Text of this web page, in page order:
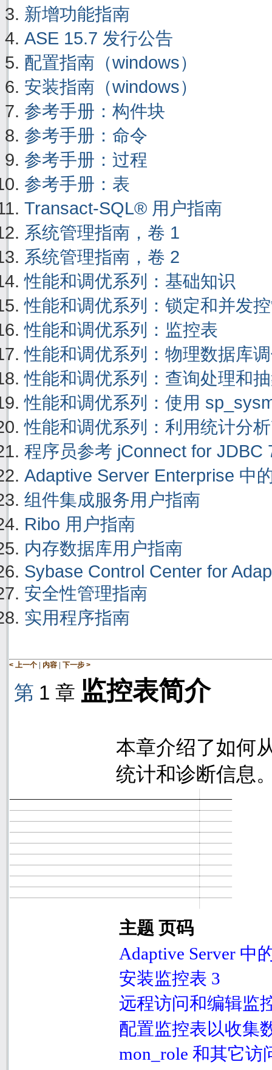
新增功能指南
ASE 15.7 发行公告
配置指南（windows）
安装指南（windows）
参考手册：构件块
参考手册：命令
参考手册：过程
参考手册：表
Transact-SQL® 用户指南
系统管理指南，卷 1
系统管理指南，卷 2
性能和调优系列：基础知识
性能和调优系列：锁定和并发
性能和调优系列：监控表
性能和调优系列：物理数据库
性能和调优系列：查询处理和
性能和调优系列：使用
性能和调优系列：利用统计分
程序员参考 jConnect for JDBC
Adaptive Server Enterprise 中
组件集成服务用户指南
Ribo 用户指南
内存数据库用户指南
Sybase Control Center for
安全性管理指南
实用程序指南
< 上一个 | 内容 | 下一步 >
第 1 章 监控表简介
本章介绍了如何
统计和诊断信息
主题 页码
Adaptive Server 中
安装监控表 3
远程访问和编辑监
配置监控表以收集
mon_role和其它访